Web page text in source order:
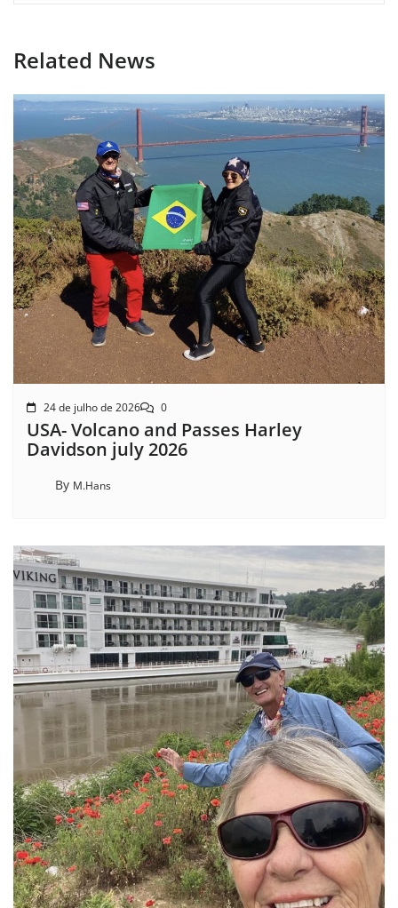
Related News
24 de julho de 2026 0
USA- Volcano and Passes Harley
Davidson july 2026
By M.Hans